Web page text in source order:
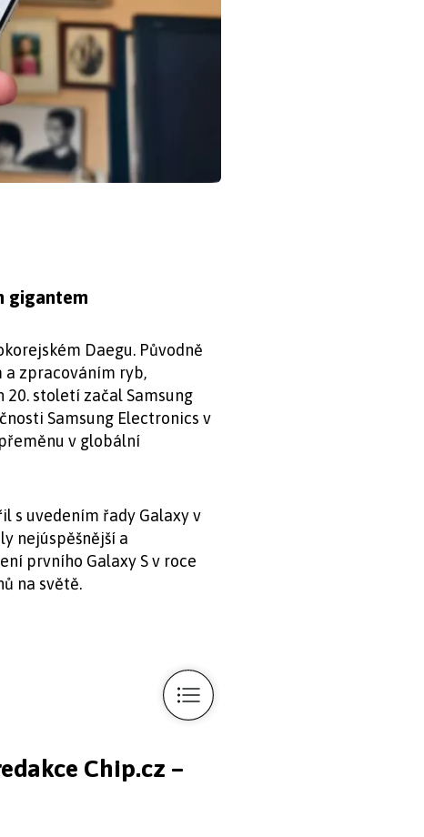
gigantem
Daegu. Původně
zpracováním ryb,
století začal Samsung
Samsung Electronics v
v globální
s uvedením řady Galaxy v
nejúspěšnější a
prvního Galaxy S v roce
na světě.
Chip.cz –